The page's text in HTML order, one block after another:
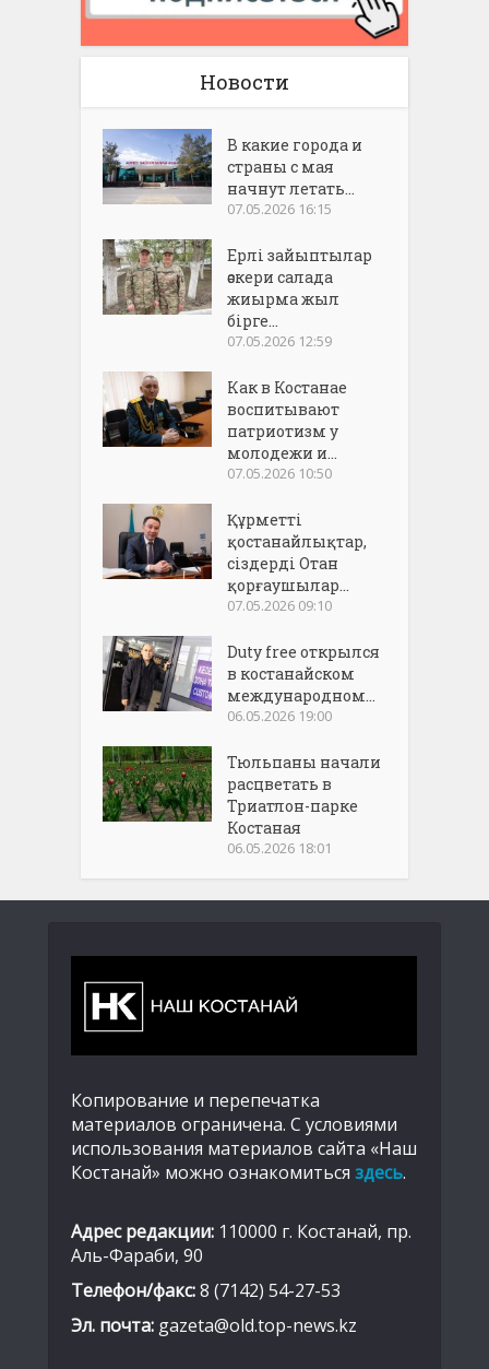
Новости
В какие города и
страны с мая
начнут летать...
07.05.2026 16:15
Ерлі зайыптылар
әскери салада
жиырма жыл
бірге...
07.05.2026 12:59
Как в Костанае
воспитывают
патриотизм у
молодежи и...
07.05.2026 10:50
Құрметті
қостанайлықтар,
сіздерді Отан
қорғаушылар...
07.05.2026 09:10
Duty free открылся
в костанайском
международном...
06.05.2026 19:00
Тюльпаны начали
расцветать в
Триатлон-парке
Костаная
06.05.2026 18:01
Копирование и перепечатка
материалов ограничена. С условиями
использования материалов сайта «Наш
Костанай» можно ознакомиться здесь.
Адрес редакции: 110000 г. Костанай, пр.
Аль-Фараби, 90
Телефон/факс:8 (7142) 54-27-53
Эл. почта: gazeta@old.top-news.kz